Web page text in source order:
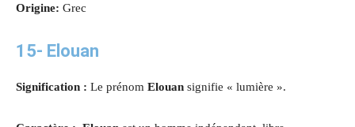
Origine: Grec
15- Elouan
Signification : Le prénom Elouan signifie « lumière ».